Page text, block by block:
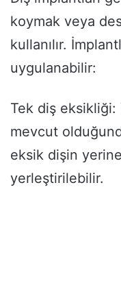
koymak veya
kullanılır.
uygulanabilir:
Tek diş
mevcut
eksik dişin
yerleştirilebilir.